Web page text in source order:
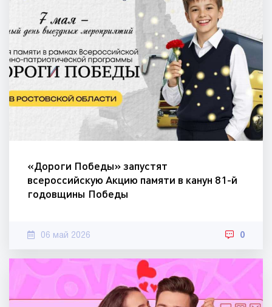
«Дороги Победы» запустят
всероссийскую Акцию памяти в канун 81-й
годовщины Победы
06 май 2026 0